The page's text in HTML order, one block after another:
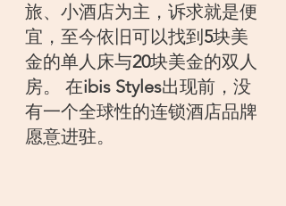
旅、小酒店为主，诉求就是便
宜，至今依旧可以找到 5块美
金的单人床与20块美金的双人
房。 在ibis Styles出现前，没
有一个全球性的连锁酒店品牌
愿意进驻。